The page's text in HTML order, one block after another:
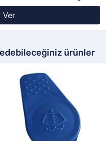
Ver
ürünler